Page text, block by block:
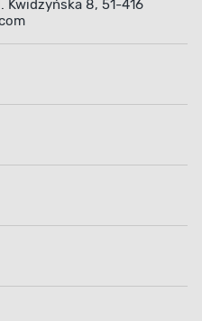
i mechaniczne
Kwidzyńska 8, 51-416